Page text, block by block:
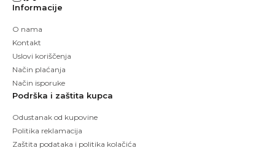
Informacije
O nama
Kontakt
Uslovi koriščenja
Način plaćanja
Način isporuke
Podrška i zaštita kupca
Odustanak od kupovine
Politika reklamacija
Zaštita podataka i politika kolačića